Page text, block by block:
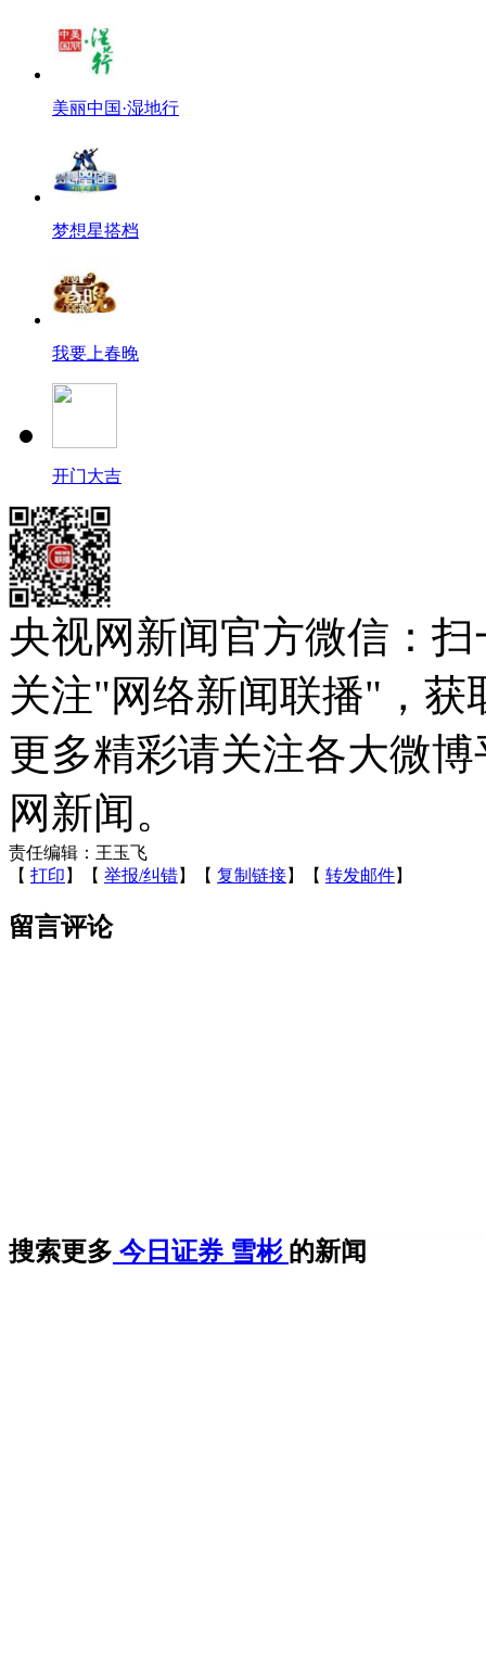
美丽中国·湿地行
梦想星搭档
我要上春晚
开门大吉
央视网新闻官方微信：
关注"网络新闻联播"，获
更多精彩请关注各大微
网新闻。
责任编辑：王玉飞
【 打印 】【 举报/纠错】【 复制链接】【 转发邮件】
留言评论
搜索更多 今日证券 雪彬 的新闻